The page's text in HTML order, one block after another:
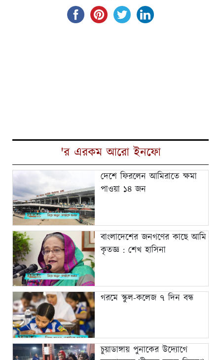
'র এরকম আরো ইনফো
দেশে ফিরলেন আমিরাতে ক্ষমা
পাওয়া ১৪ জন
বাংলাদেশের জনগণের কাছে আমি
কৃতজ্ঞ : শেখ হাসিনা
গরমে স্কুল-কলেজ ৭ দিন বন্ধ
চুয়াডাঙ্গায় পুনাকের উদ্যোগে